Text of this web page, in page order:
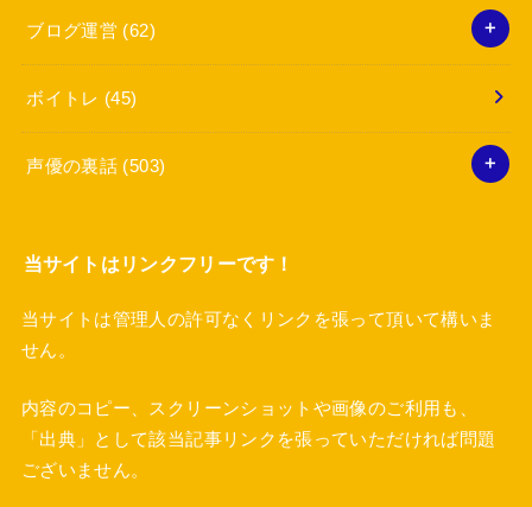
ブログ運営 (62)
ボイトレ (45)
声優の裏話 (503)
当サイトはリンクフリーです！
当サイトは管理人の許可なくリンクを張って頂いて構いま
せん。
内容のコピー、スクリーンショットや画像のご利用も、
「出典」として該当記事リンクを張っていただければ問題
ございません。